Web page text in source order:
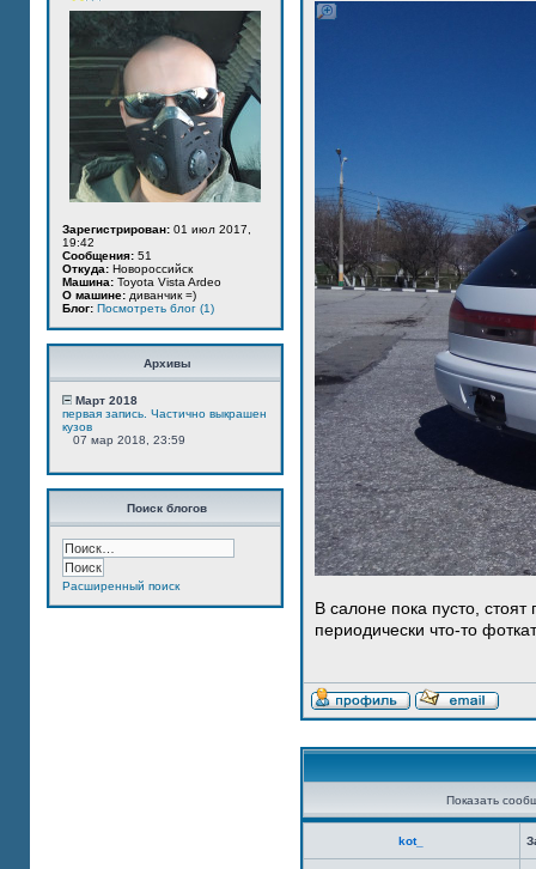
Зарегистрирован: 01 июл 2017,
19:42
Сообщения: 51
Откуда: Новороссийск
Машина: Toyota Vista Ardeo
О машине: диванчик =)
Блог: Посмотреть блог (1)
Архивы
Март 2018
первая запись. Частично выкрашен
кузов
07 мар 2018, 23:59
Поиск блогов
Расширенный поиск
В салоне пока пусто,
периодически что-то
Показать
kot_